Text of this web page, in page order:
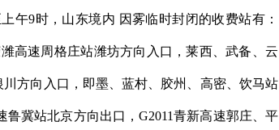
9时，山东境内 因雾临时封闭的收费站有：
高速周格庄站潍坊方向入口，莱西、武备、云
方向入口，即墨、蓝村、胶州、高密、饮马站
冀站北京方向出口，G2011青新高速郭庄、平